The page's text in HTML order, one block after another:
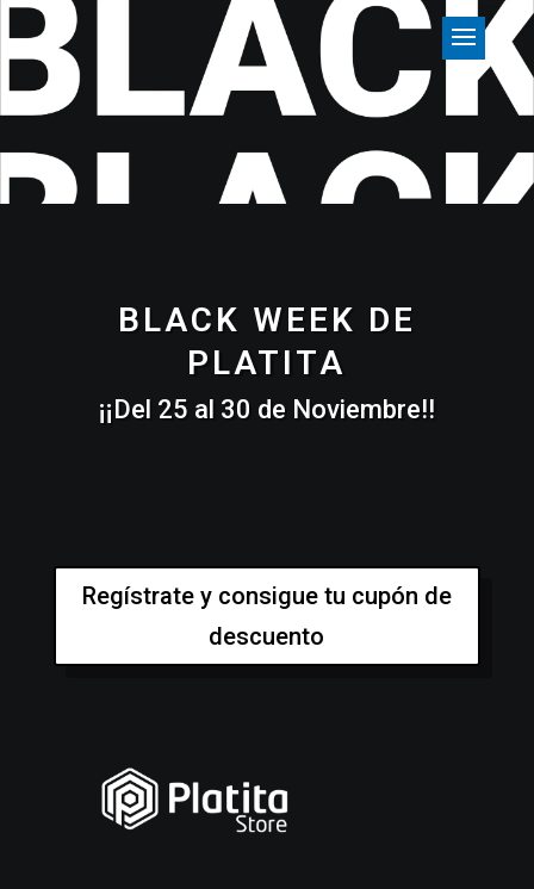
BLACK WEEK DE
PLATITA
¡¡Del 25 al 30 de Noviembre!!
Regístrate y consigue tu cupón de
descuento